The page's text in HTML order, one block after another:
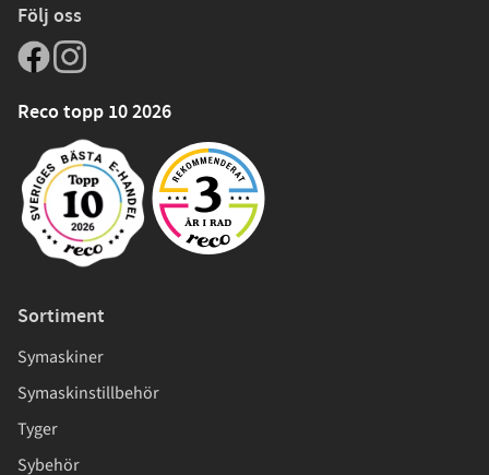
Följ oss
Reco topp 10 2026
Sortiment
Symaskiner
Symaskinstillbehör
Tyger
Sybehör